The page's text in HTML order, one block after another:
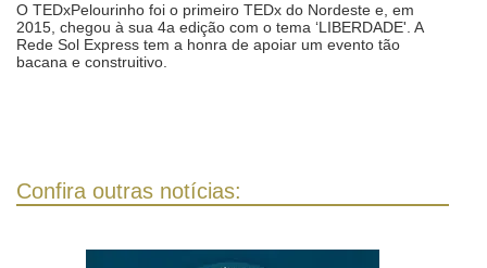
O TEDxPelourinho foi o primeiro TEDx do Nordeste e, em
2015, chegou à sua 4a edição com o tema ‘LIBERDADE'. A
Rede Sol Express tem a honra de apoiar um evento tão
bacana e construitivo.
Confira outras notícias: